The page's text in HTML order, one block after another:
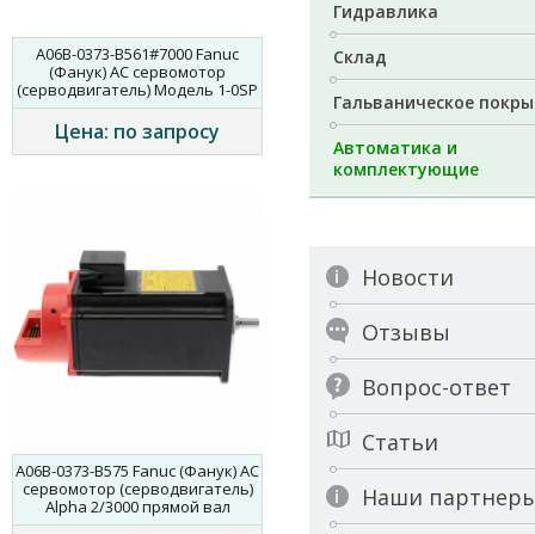
A06B-0373-B561#7000 Fanuc
(Фанук) AC сервомотор
(серводвигатель) Модель 1-0SP
Цена: по запросу
A06B-0373-B575 Fanuc (Фанук) AC
сервомотор (серводвигатель)
Alpha 2/3000 прямой вал
Гидравлика
Склад
Гальваническое
Автоматика и
комплектующие
Новости
Отзывы
Вопрос-ответ
Статьи
Наши